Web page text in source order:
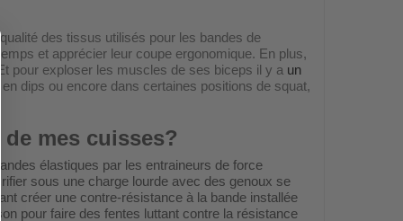
des tissus utilisés pour les bandes de
et apprécier leur coupe ergonomique. En plus,
pour exploser les muscles de ses biceps il y a un
dips ou encore dans certaines positions de squat,
mes cuisses?
élastiques par les entraineurs de force
sous une charge lourde avec des genoux se
créer une contre-résistance à la bande installée
pour faire des fentes luttant contre la résistance